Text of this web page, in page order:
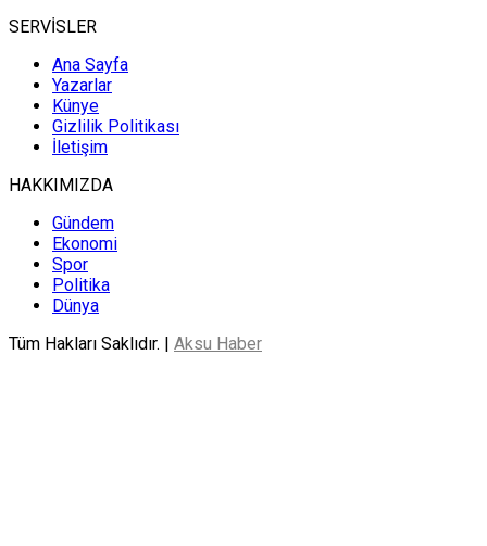
SERVİSLER
Ana Sayfa
Yazarlar
Künye
Gizlilik Politikası
İletişim
HAKKIMIZDA
Gündem
Ekonomi
Spor
Politika
Dünya
Tüm Hakları Saklıdır. | Aksu Haber